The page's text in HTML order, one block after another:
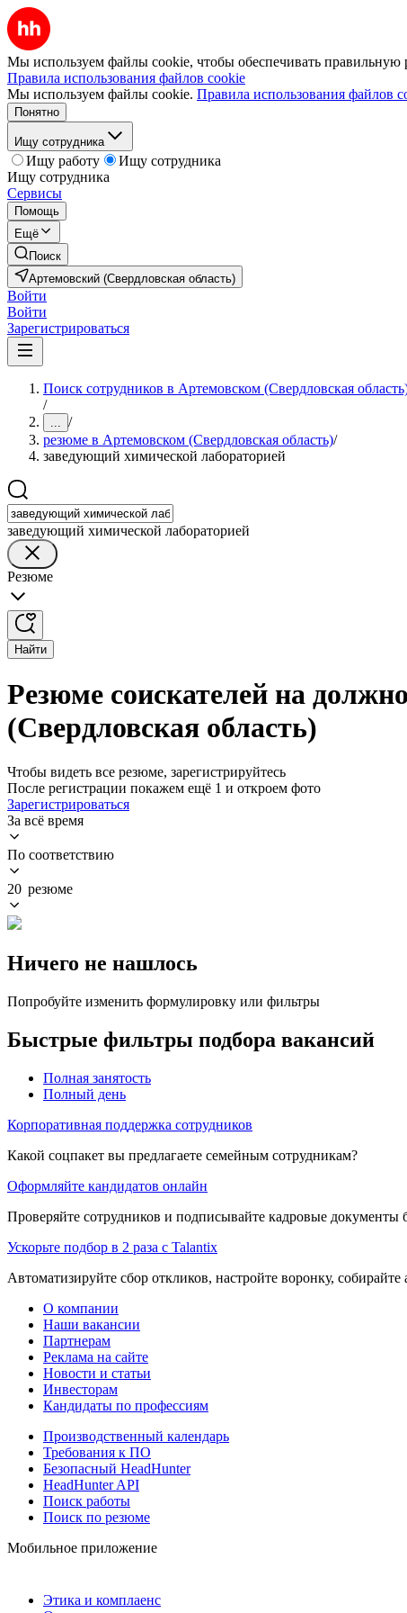
Мы используем файлы cookie, чтобы обеспечивать правильную
Правила использования файлов cookie
Мы используем файлы cookie. Правила использования файлов
Понятно
Ищу сотрудника
Ищу работу
Ищу сотрудника
Ищу сотрудника
Сервисы
Помощь
Ещё
Поиск
Артемовский (Свердловская область)
Войти
Войти
Зарегистрироваться
Поиск сотрудников в Артемовском (Свердловская
/
... /
резюме в Артемовском (Свердловская область)/
заведующий химической лабораторией
заведующий химической лабораторией
Резюме
Найти
Резюме соискателей на
(Свердловская область)
Чтобы видеть все резюме, зарегистрируйтесь
После регистрации покажем ещё 1 и откроем фото
Зарегистрироваться
За всё время
По соответствию
20 резюме
Ничего не нашлось
Попробуйте изменить формулировку или фильтры
Быстрые фильтры подбора вакансий
Полная занятость
Полный день
Корпоративная поддержка сотрудников
Какой соцпакет вы предлагаете семейным сотрудникам?
Оформляйте кандидатов онлайн
Проверяйте сотрудников и подписывайте кадровые документы
Ускорьте подбор в 2 раза с Talantix
Автоматизируйте сбор откликов, настройте воронку, собирайте
О компании
Наши вакансии
Партнерам
Реклама на сайте
Новости и статьи
Инвесторам
Кандидаты по профессиям
Производственный календарь
Требования к ПО
Безопасный HeadHunter
HeadHunter API
Поиск работы
Поиск по резюме
Мобильное приложение
Этика и комплаенс